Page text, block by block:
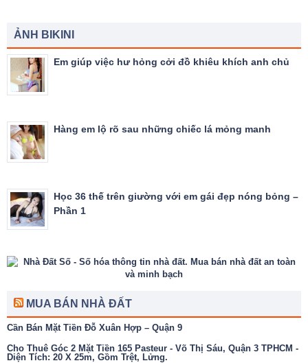
ẢNH BIKINI
Em giúp việc hư hỏng cởi đồ khiêu khích anh chủ
Hàng em lộ rõ sau những chiếc lá mỏng manh
Học 36 thế trên giường với em gái đẹp nóng bỏng –
Phần 1
MUA BÁN NHÀ ĐẤT
Cần Bán Mặt Tiền Đỗ Xuân Hợp – Quận 9
Cho Thuê Góc 2 Mặt Tiền 165 Pasteur - Võ Thị Sáu, Quận 3 TPHCM -
Diện Tích: 20 X 25m, Gồm Trệt, Lửng.